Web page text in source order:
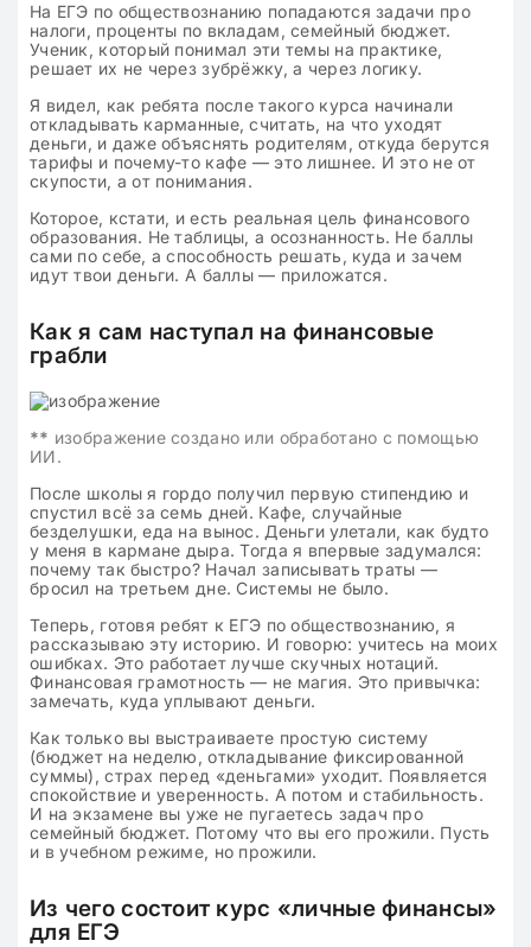
На ЕГЭ по обществознанию попадаются задачи про
налоги, проценты по вкладам, семейный бюджет.
Ученик, который понимал эти темы на практике,
решает их не через зубрёжку, а через логику.
Я видел, как ребята после такого курса начинали
откладывать карманные, считать, на что уходят
деньги, и даже объяснять родителям, откуда берутся
тарифы и почему-то кафе — это лишнее. И это не от
скупости, а от понимания.
Которое, кстати, и есть реальная цель финансового
образования. Не таблицы, а осознанность. Не баллы
сами по себе, а способность решать, куда и зачем
идут твои деньги. А баллы — приложатся.
Как я сам наступал на финансовые
грабли
** изображение создано или обработано с помощью
ИИ.
После школы я гордо получил первую стипендию и
спустил всё за семь дней. Кафе, случайные
безделушки, еда на вынос. Деньги улетали, как будто
у меня в кармане дыра. Тогда я впервые задумался:
почему так быстро? Начал записывать траты —
бросил на третьем дне. Системы не было.
Теперь, готовя ребят к ЕГЭ по обществознанию, я
рассказываю эту историю. И говорю: учитесь на моих
ошибках. Это работает лучше скучных нотаций.
Финансовая грамотность — не магия. Это привычка:
замечать, куда уплывают деньги.
Как только вы выстраиваете простую систему
(бюджет на неделю, откладывание фиксированной
суммы), страх перед «деньгами» уходит. Появляется
спокойствие и уверенность. А потом и стабильность.
И на экзамене вы уже не пугаетесь задач про
семейный бюджет. Потому что вы его прожили. Пусть
и в учебном режиме, но прожили.
Из чего состоит курс «личные финансы»
для ЕГЭ